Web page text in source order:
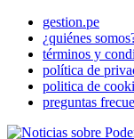
gestion.pe
¿quiénes
términos y
política de
politica de
preguntas